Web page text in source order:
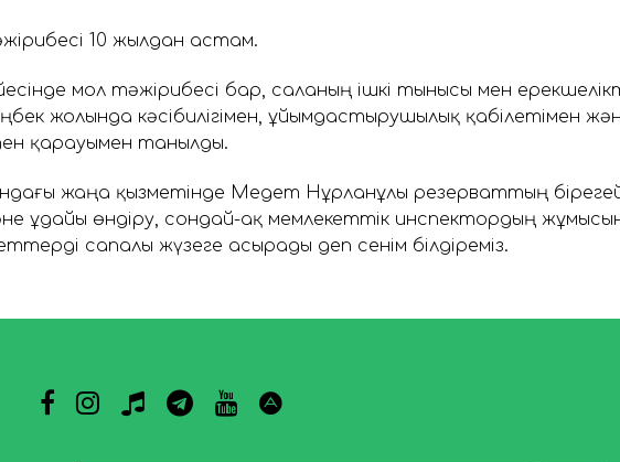
10 жылдан астам.
мол тәжірибесі бар, саланың ішкі тынысы мен
жолында кәсібилігімен, ұйымдастырушылық қабілетімен
қарауымен танылды.
жаңа қызметінде Медет Нұрланұлы резерваттың
ұдайы өндіру, сондай-ақ мемлекеттік инспектордың
сапалы жүзеге асырады деп сенім білдіреміз.